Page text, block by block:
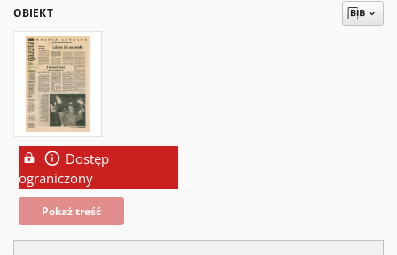
OBIEKT
Dostęp
ograniczony
Pokaż treść